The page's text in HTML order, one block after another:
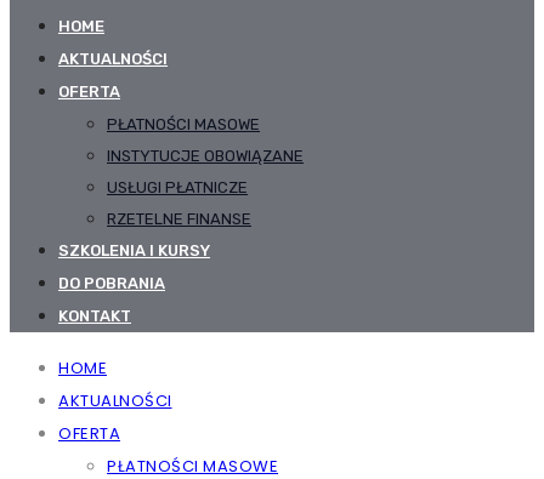
HOME
AKTUALNOŚCI
OFERTA
PŁATNOŚCI MASOWE
INSTYTUCJE OBOWIĄZANE
USŁUGI PŁATNICZE
RZETELNE FINANSE
SZKOLENIA I KURSY
DO POBRANIA
KONTAKT
HOME
AKTUALNOŚCI
OFERTA
PŁATNOŚCI MASOWE